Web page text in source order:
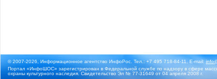
© 2007-2026, Информационное агентство ИнфоРос. Тел.: +7 495 718-84-11, E-mail:
Портал «ИнфоШОС» зарегистрирован в Федеральной службе по надзору в сфере
охраны культурного наследия. Свидетельство Эл № 77-31649 от 04 апреля 2008 г.